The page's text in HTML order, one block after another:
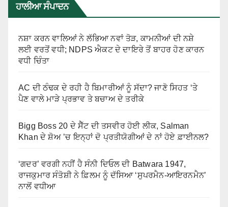
ਹਾਲੀਆ ਸੰਪਾਦਨ
ਨਸ਼ਾ ਕਰਨ ਵਾਲਿਆਂ ਨੇ ਲੱਭਿਆ ਨਵਾਂ ਤੋੜ, ਕਾਮਨੀਆਂ ਦੀ ਨਸ਼ੇ
ਲਈ ਵਰਤੋਂ ਵਧੀ; NDPS ਐਕਟ ਦੇ ਦਾਇਰੇ ਤੋਂ ਬਾਹਰ ਹੋਣ ਕਾਰਨ
ਵਧੀ ਚਿੰਤਾ
AC ਦੀ ਠੰਢਕ ਦੇ ਰਹੀ ਹੈ ਬਿਮਾਰੀਆਂ ਨੂੰ ਸੱਦਾ? ਜਾਣੋ ਸਿਹਤ ‘ਤੇ
ਪੈਣ ਵਾਲੇ ਮਾੜੇ ਪ੍ਰਭਾਵ ਤੇ ਬਚਾਅ ਦੇ ਤਰੀਕੇ
Bigg Boss 20 ਦੇ ਸੈੱਟ ਦੀ ਤਸਵੀਰ ਹੋਈ ਲੀਕ, Salman
Khan ਦੇ ਸ਼ੋਅ ’ਚ ਇਨ੍ਹਾਂ ਦੋ ਪ੍ਰਤੀਯੋਗੀਆਂ ਦੇ ਨਾਂ ਹੋਏ ਫ਼ਾਈਨਲ?
‘ਗਦਰ’ ਵਰਗੀ ਨਹੀਂ ਹੈ ਸੰਨੀ ਦਿਓਲ ਦੀ Batwara 1947,
ਰਾਜਕੁਮਾਰ ਸੰਤੋਸ਼ੀ ਨੇ ਫ਼ਿਲਮ ਨੂੰ ਦੱਸਿਆ ‘ਸੁਪਰਮੈਨ-ਆਇਰਨਮੈਨ’
ਨਾਲੋਂ ਵਧੀਆ